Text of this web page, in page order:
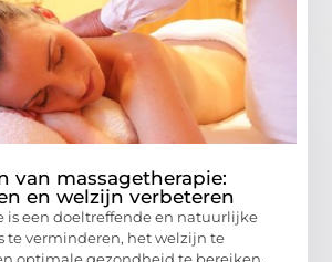
van massagetherapie:
en welzijn verbeteren
is een doeltreffende en natuurlijke
te verminderen, het welzijn te